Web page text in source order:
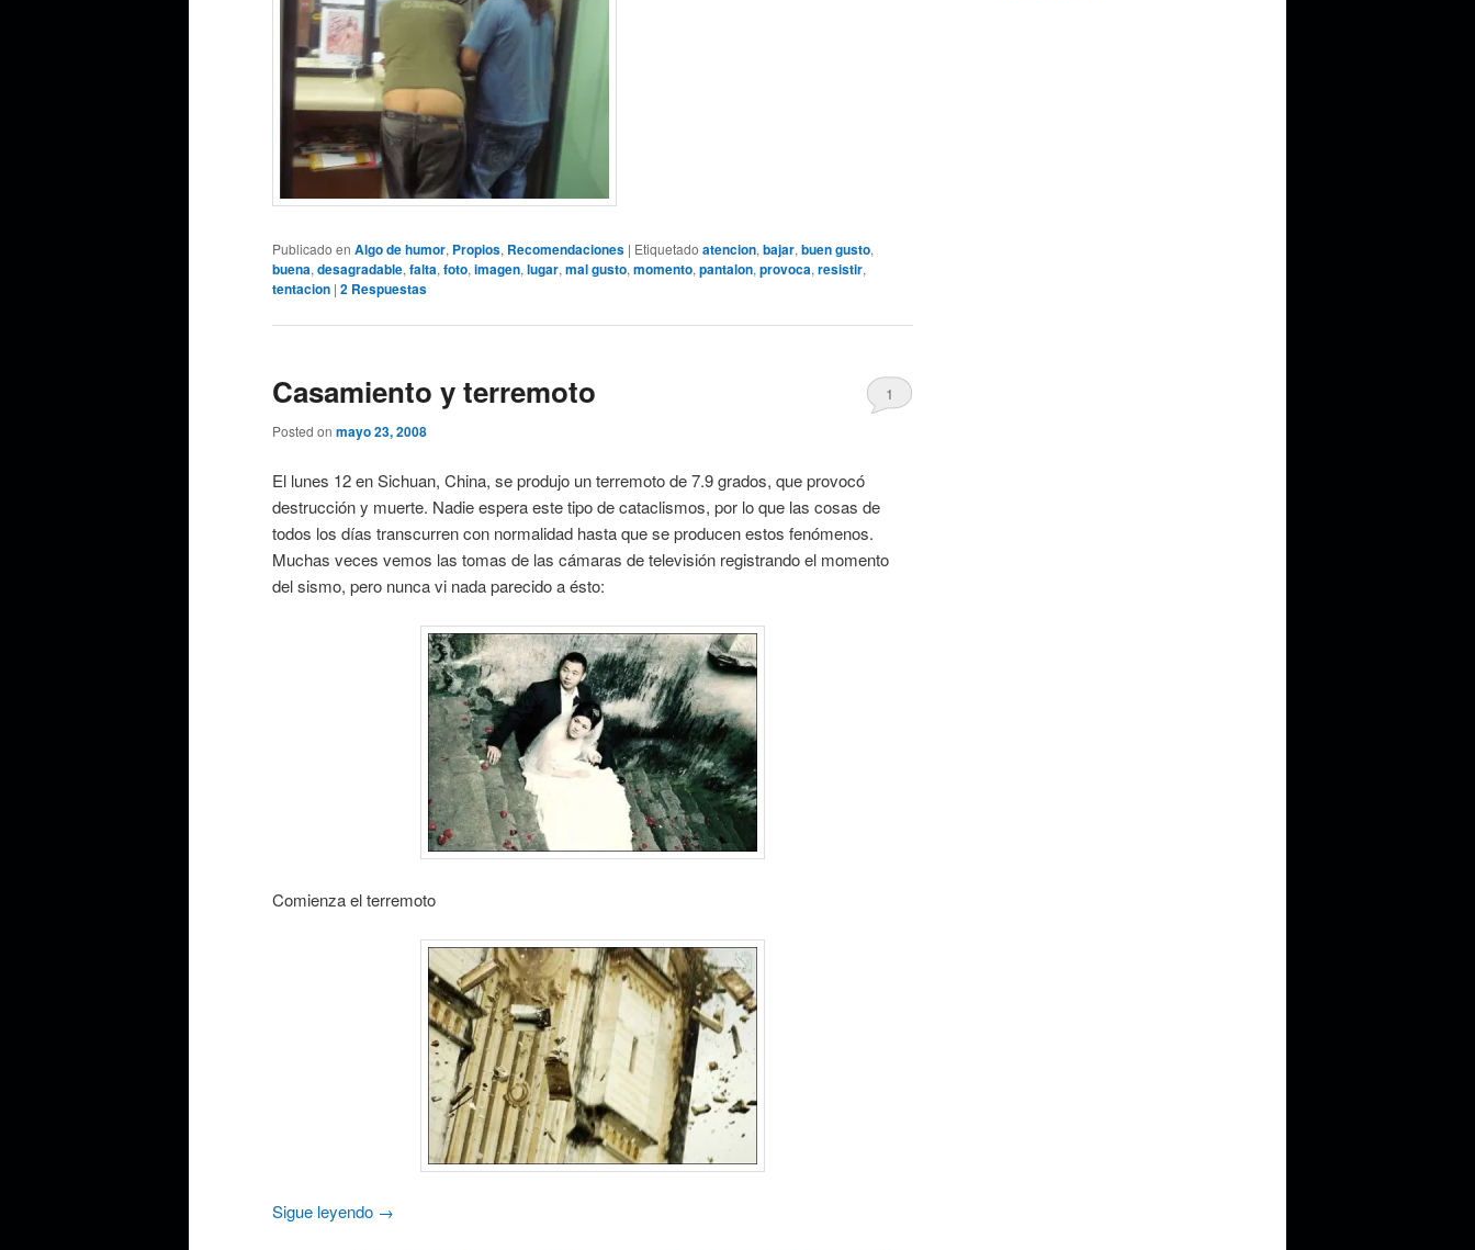
Publicado en Algo de humor, Propios, Recomendaciones | Etiquetado atencion, bajar, buen gusto,
buena, desagradable, falta, foto, imagen, lugar, mal gusto, momento, pantalon, provoca, resistir,
tentacion | 2 Respuestas
Casamiento y terremoto
Posted on mayo 23, 2008
1
El lunes 12 en Sichuan, China, se produjo un terremoto de 7.9 grados, que provocó
destrucción y muerte. Nadie espera este tipo de cataclismos, por lo que las cosas de
todos los días transcurren con normalidad hasta que se producen estos fenómenos.
Muchas veces vemos las tomas de las cámaras de televisión registrando el momento
del sismo, pero nunca vi nada parecido a ésto:
Comienza el terremoto
Sigue leyendo →